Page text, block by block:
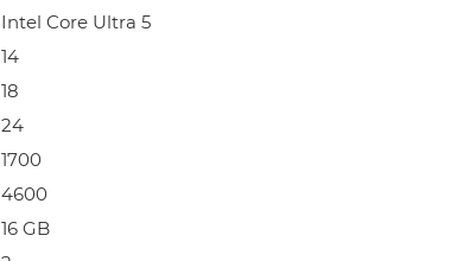
Intel Core Ultra 5
14
18
24
1700
4600
16 GB